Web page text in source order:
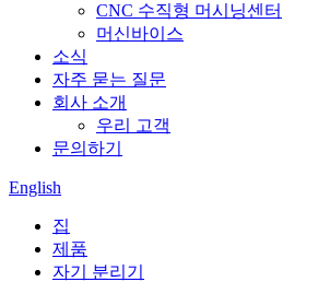
CNC 수직형 머시닝센터
머신바이스
소식
자주 묻는 질문
회사 소개
우리 고객
문의하기
English
집
제품
자기 분리기